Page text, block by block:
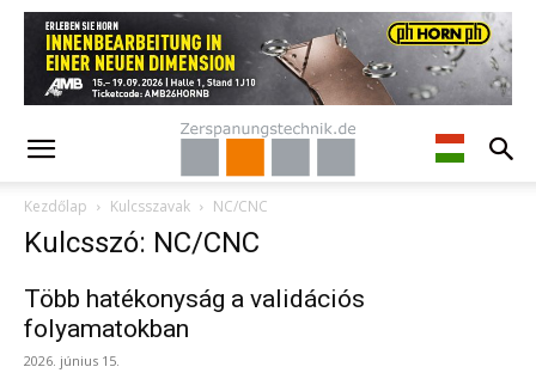
Kezdőlap Kulcsszavak NC/CNC
Kulcsszó: NC/CNC
Több hatékonyság a validációs
folyamatokban
2026. június 15.